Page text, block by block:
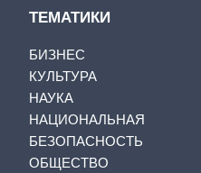
ТЕМАТИКИ
БИЗНЕС
КУЛЬТУРА
НАУКА
НАЦИОНАЛЬНАЯ
БЕЗОПАСНОСТЬ
ОБЩЕСТВО